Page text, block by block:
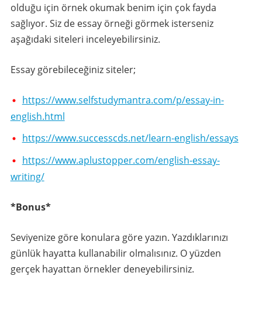
olduğu için örnek okumak benim için çok fayda
sağlıyor. Siz de essay örneği görmek isterseniz
aşağıdaki siteleri inceleyebilirsiniz.
Essay görebileceğiniz siteler;
https://www.selfstudymantra.com/p/essay-in-
english.html
https://www.successcds.net/learn-english/essays
https://www.aplustopper.com/english-essay-
writing/
*Bonus*
Seviyenize göre konulara göre yazın. Yazdıklarınızı
günlük hayatta kullanabilir olmalısınız. O yüzden
gerçek hayattan örnekler deneyebilirsiniz.